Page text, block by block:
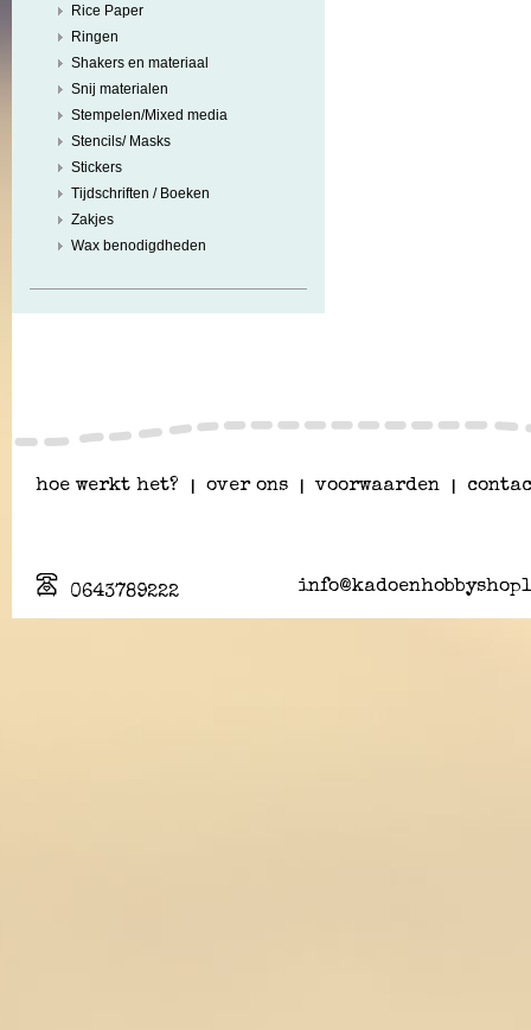
Rice Paper
Ringen
Shakers en materiaal
Snij materialen
Stempelen/Mixed media
Stencils/ Masks
Stickers
Tijdschriften / Boeken
Zakjes
Wax benodigdheden
hoe werkt het? over ons voorwaarden
0643789222